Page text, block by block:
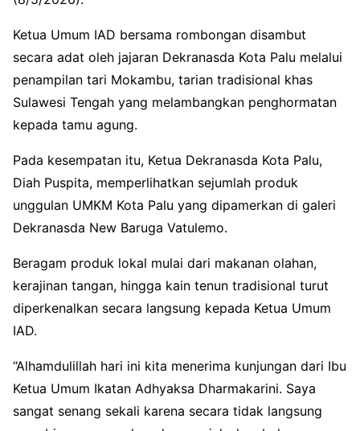
Ketua Umum IAD bersama rombongan disambut
secara adat oleh jajaran Dekranasda Kota Palu melalui
penampilan tari Mokambu, tarian tradisional khas
Sulawesi Tengah yang melambangkan penghormatan
kepada tamu agung.
Pada kesempatan itu, Ketua Dekranasda Kota Palu,
Diah Puspita, memperlihatkan sejumlah produk
unggulan UMKM Kota Palu yang dipamerkan di galeri
Dekranasda New Baruga Vatulemo.
Beragam produk lokal mulai dari makanan olahan,
kerajinan tangan, hingga kain tenun tradisional turut
diperkenalkan secara langsung kepada Ketua Umum
IAD.
“Alhamdulillah hari ini kita menerima kunjungan dari Ibu
Ketua Umum Ikatan Adhyaksa Dharmakarini. Saya
sangat senang sekali karena secara tidak langsung